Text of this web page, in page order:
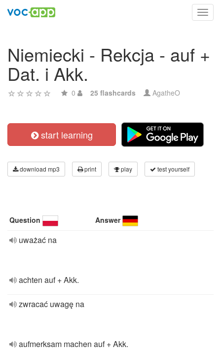
Niemiecki - Rekcja - auf +
Dat. i Akk.
0 25 flashcards AgatheO
start learning
download mp3 print play test yourself
Question Answer
uważać na
achten auf + Akk.
zwracać uwagę na
aufmerksam machen auf + Akk.